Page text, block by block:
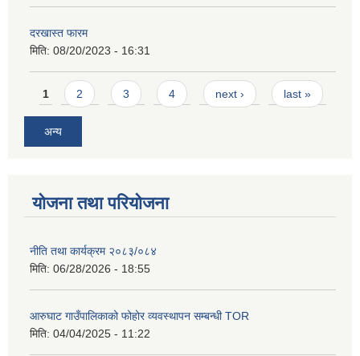
दरखास्त फारम
मिति: 08/20/2023 - 16:31
Pages
1 2 3 4 next › last »
अन्य
योजना तथा परियोजना
नीति तथा कार्यक्रम २०८३/०८४
मिति: 06/28/2026 - 18:55
आरुघाट गाउँपालिकाको फोहोर व्यवस्थापन सम्बन्धी TOR
मिति: 04/04/2025 - 11:22